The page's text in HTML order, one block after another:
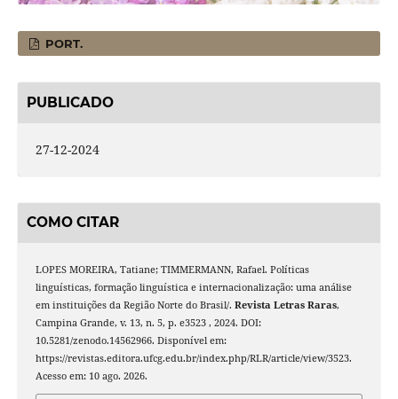
PORT.
PUBLICADO
27-12-2024
COMO CITAR
LOPES MOREIRA, Tatiane; TIMMERMANN, Rafael. Políticas
linguísticas, formação linguística e internacionalização: uma análise
em instituições da Região Norte do Brasil/. Revista Letras Raras,
Campina Grande, v. 13, n. 5, p. e3523 , 2024. DOI:
10.5281/zenodo.14562966. Disponível em:
https://revistas.editora.ufcg.edu.br/index.php/RLR/article/view/3523.
Acesso em: 10 ago. 2026.